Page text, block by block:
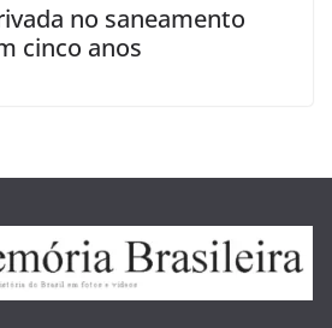
no saneamento
cinco anos